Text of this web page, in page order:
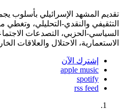
تقديم المشهد الإسرائيلي بأسلوب
التثقيفي والنقدي-التحليلي،
السياسي-الحزبي، التصدعات
الاستعمارية، الاحتلال والعلاقات
إشترك الآن
apple music
spotify
rss feed